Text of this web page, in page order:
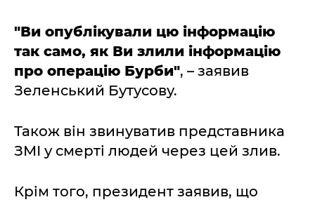
"Ви опублікували цю інформацію
так само, як Ви злили інформацію
про операцію Бурби", – заявив
Зеленський Бутусову.
Також він звинуватив представника
ЗМІ у смерті людей через цей злив.
Крім того, президент заявив, що